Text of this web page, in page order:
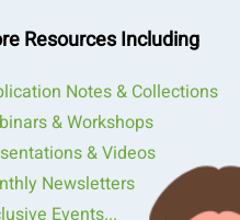
Resources Including
Notes & Collections
& Workshops
& Videos
Newsletters
Events...